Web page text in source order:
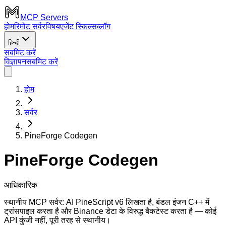
MCP Servers
होमरिमोट सर्वरविषयएजेंट स्किल्सब्लॉग
हिन्दी
सबमिट करें
विज्ञापनसबमिट करें
होम
सर्वर
PineForge Codegen
PineForge Codegen
आधिकारिक
स्थानीय MCP सर्वर: AI PineScript v6 लिखता है, बंडल इंजन C++ में
ट्रांसपाइल करता है और Binance डेटा के विरुद्ध बैकटेस्ट करता है — कोई
API कुंजी नहीं, पूरी तरह से स्थानीय।